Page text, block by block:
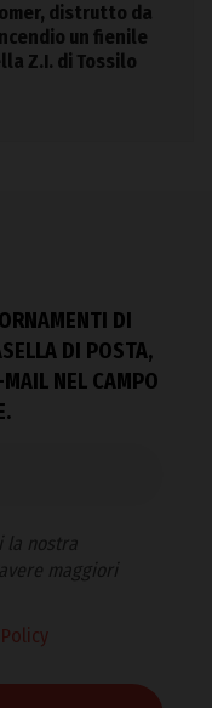
distrutto da
un fienile
Z.I. di Tossilo
DI
DI POSTA,
NEL CAMPO
la nostra
maggiori